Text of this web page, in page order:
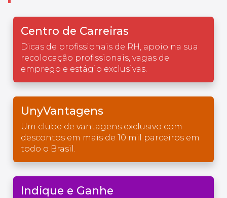
Centro de Carreiras
Dicas de profissionais de RH, apoio na sua
recolocação profissionais, vagas de
emprego e estágio exclusivas.
UnyVantagens
Um clube de vantagens exclusivo com
descontos em mais de 10 mil parceiros em
todo o Brasil.
Indique e Ganhe